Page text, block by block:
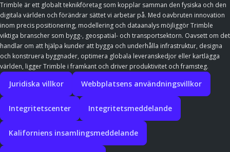
Trimble är ett globalt teknikföretag som kopplar samman den fysiska och den
digitala världen och förändrar sättet vi arbetar på. Med oavbruten innovation
inom precis positionering, modellering och dataanalys möjliggör Trimble
viktiga branscher som bygg-, geospatial- och transportsektorn. Oavsett om det
handlar om att hjälpa kunder att bygga och underhålla infrastruktur, designa
och konstruera byggnader, optimera globala leveranskedjor eller kartlägga
världen, ligger Trimble i framkant och driver produktivitet och framsteg.
Juridiska villkor Webbplatsens användningsvillkor
Integritetscenter Integritetsmeddelande
Kaliforniens insamlingsmeddelande